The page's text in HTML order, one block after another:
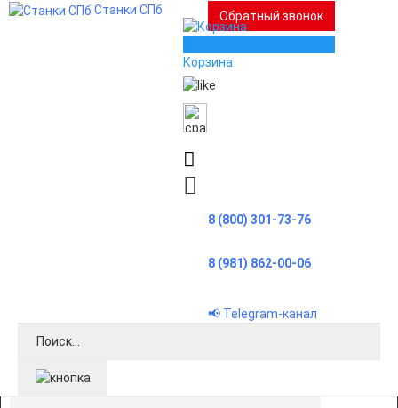
Станки СПб
Обратный звонок
Корзина
8 (800) 301-73-76
8 (981) 862-00-06
📢 Telegram-канал